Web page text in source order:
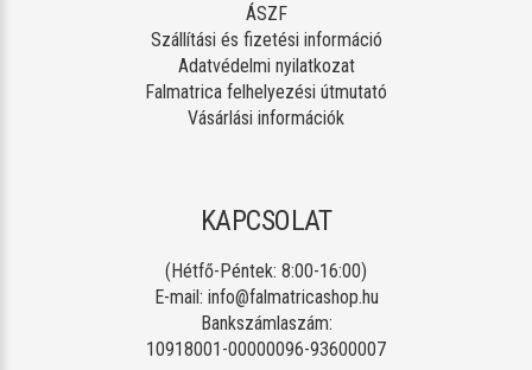
ÁSZF
Szállítási és fizetési információ
Adatvédelmi nyilatkozat
Falmatrica felhelyezési útmutató
Vásárlási információk
KAPCSOLAT
(Hétfő-Péntek: 8:00-16:00)
E-mail: info@falmatricashop.hu
Bankszámlaszám:
10918001-00000096-93600007